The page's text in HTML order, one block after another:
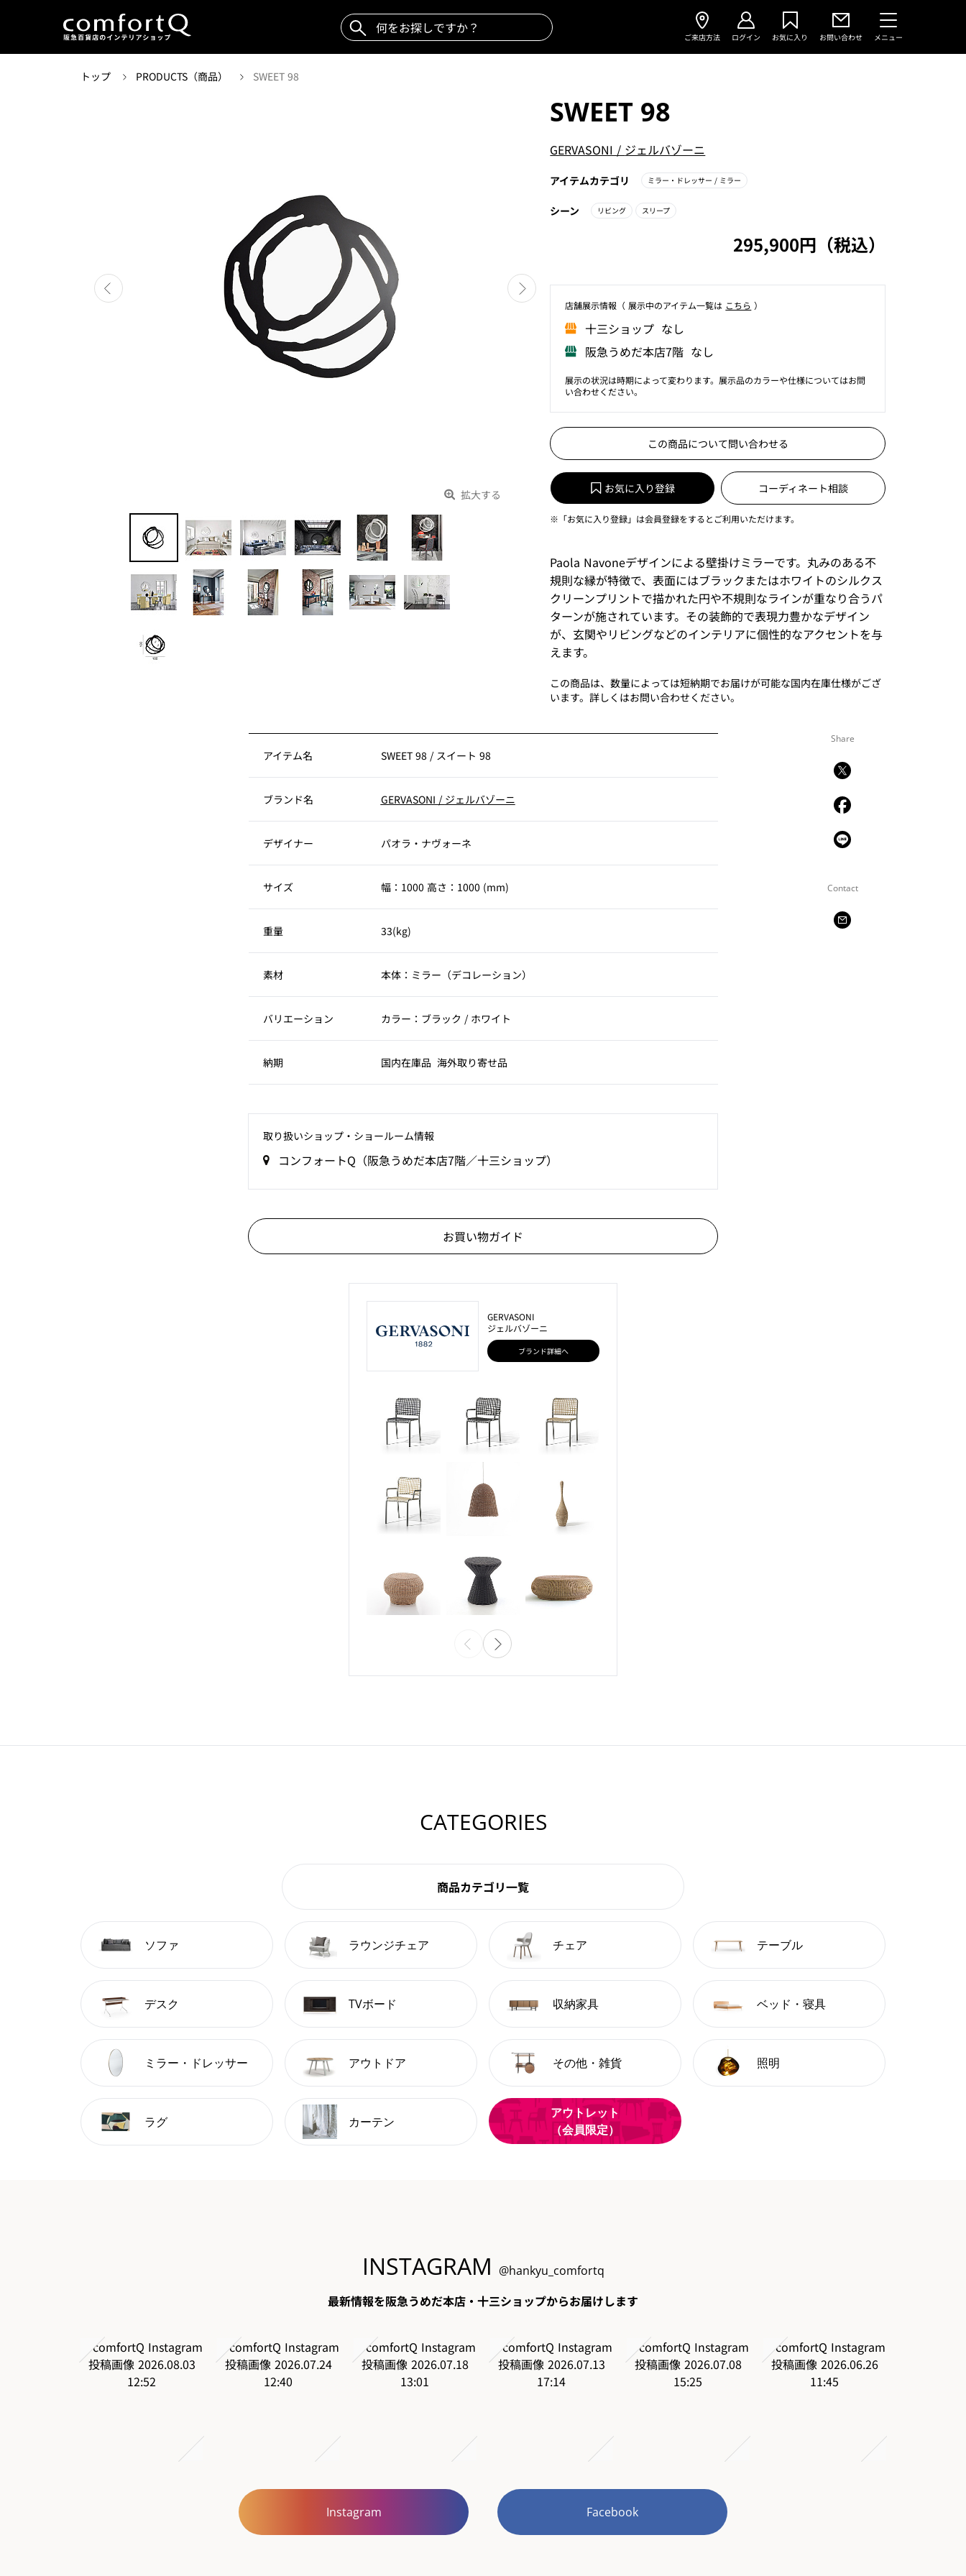
ご来店方法 ログイン お気に入り お問い合わせ メニュー
トップ PRODUCTS（商品） SWEET 98
拡大する
SWEET 98
GERVASONI / ジェルバゾーニ
アイテムカテゴリ ミラー・ドレッサー/ ミラー
シーン リビング スリープ
295,900円（税込）
店舗展⽰情報（ 展⽰中のアイテム⼀覧は こちら ）
⼗三ショップ なし
阪急うめだ本店7階 なし
展示の状況は時期によって変わります。展示品のカラーや仕様についてはお問
い合わせください。
この商品について問い合わせる
お気に入り登録 コーディネート相談
※「お気に入り登録」は会員登録をするとご利用いただけます。
Paola Navoneデザインによる壁掛けミラーです。丸みのある不
規則な縁が特徴で、表面にはブラックまたはホワイトのシルクス
クリーンプリントで描かれた円や不規則なラインが重なり合うパ
ターンが施されています。その装飾的で表現力豊かなデザイン
が、玄関やリビングなどのインテリアに個性的なアクセントを与
えます。
この商品は、数量によっては短納期でお届けが可能な国内在庫仕様がござ
います。詳しくはお問い合わせください。
Share
Contact
アイテム名 SWEET 98 / スイート 98
ブランド名 GERVASONI / ジェルバゾーニ
デザイナー パオラ・ナヴォーネ
サイズ 幅：1000 高さ：1000 (mm)
重量 33(kg)
素材 本体：ミラー（デコレーション）
バリエーション カラー：ブラック / ホワイト
納期 国内在庫品 海外取り寄せ品
取り扱いショップ‧ショールーム情報
コンフォートQ（阪急うめだ本店7階／十三ショップ）
お買い物ガイド
GERVASONI
ジェルバゾーニ
ブランド詳細へ
CATEGORIES
商品カテゴリ一覧
ソファ ラウンジチェア チェア テーブル
デスク TVボード 収納家具 ベッド・寝具
ミラー・ドレッサー アウトドア その他・雑貨 照明
ラグ カーテン
アウトレット
（会員限定）
INSTAGRAM @hankyu_comfortq
最新情報を阪急うめだ本店・十三ショップからお届けします
Instagram Facebook